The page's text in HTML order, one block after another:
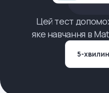
Цей тест
яке навчання в
5-